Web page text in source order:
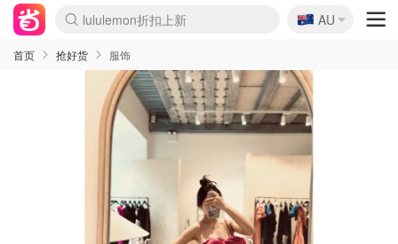
Sasa美妆护肤3.5折
SSENSE年中2.5折
FreshBeauty好价汇总
Cettire降价+叠9折
WWS Coles超市实拍
viagogo二手票捡漏
Myer超级周末
The Outnet奢牌1折起
David Jones 3折起
Flannels大牌1折
Perfumes Club护肤1折
AMIRO面罩$251
Amazon折扣汇总
eToro入金$200送$50
Amazon数码好物
ICONIC本周7.5折
ThedoubleF高奢地板价
Moose Knuckles 6折
丝芙兰5折起
EUFY摄像头$98
Selenichast首饰2折
Trip机票酒店促销
YSL送5件彩妆礼
Amazon家居好物
Amazon美妆护肤
雅漾大喷$8
过敏原检测盒$33
伊索独家赠50ml沐浴露
科颜氏高保湿面霜$29
SEALIFE海洋馆门票6折
丝塔芙大白罐$16
订阅Newsletter送香薰
Cult Beauty 6.8折
Harrods圣诞日历$525
LN-CC奢牌私促3折
d'Alba空姐喷雾$16
EVE LOM套装£56
Bernardelli独家4折
Adore Beauty 6折起
CT圣诞日历
Mytheresa奢品2.7折
Luxury Escapes 9折
Currentbody美容仪$881
MOON Garden Live
Roborock扫地机$649
Tingo Life水杯$24
Valentino官网5折
CR洗护套装$23
修丽可4件套$159
Myer彩妆2件7折
GANNI官网4.5折
Stylevana韩妆4折
Tessabit高奢8.5折
OGX洗发水$11
Amazon阿德莱德次日达
卡诗8.5折+赠礼
Philips Hue灯具8折
🇦🇺
AU
首页 抢好货 服饰